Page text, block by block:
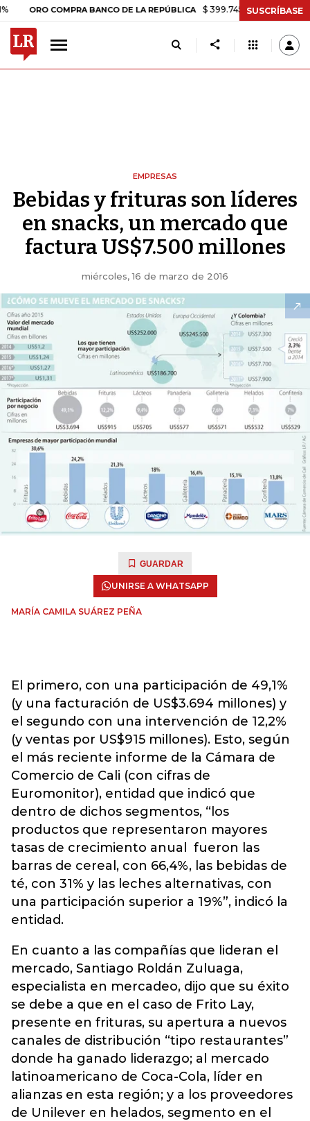
COMPRA BANCO DE LA REPÚBLICA $ 399.745,16 +$ 2.295,71 +0,58%
SUSCRÍBASE
EMPRESAS
Bebidas y frituras son líderes
en snacks, un mercado que
factura US$7.500 millones
miércoles, 16 de marzo de 2016
GUARDAR
UNIRSE A WHATSAPP
MARÍA CAMILA SUÁREZ PEÑA
El primero, con una participación de 49,1%
(y una facturación de US$3.694 millones) y
el segundo con una intervención de 12,2%
(y ventas por US$915 millones). Esto, según
el más reciente informe de la Cámara de
Comercio de Cali (con cifras de
Euromonitor), entidad que indicó que
dentro de dichos segmentos, “los
productos que representaron mayores
tasas de crecimiento anual fueron las
barras de cereal, con 66,4%, las bebidas de
té, con 31% y las leches alternativas, con
una participación superior a 19%”, indicó la
entidad.
En cuanto a las compañías que lideran el
mercado, Santiago Roldán Zuluaga,
especialista en mercadeo, dijo que su éxito
se debe a que en el caso de Frito Lay,
presente en frituras, su apertura a nuevos
canales de distribución “tipo restaurantes”
donde ha ganado liderazgo; al mercado
latinoamericano de Coca-Cola, líder en
alianzas en esta región; y a los proveedores
de Unilever en helados, segmento en el